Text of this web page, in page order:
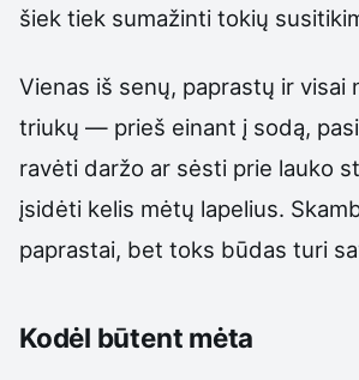
šiek tiek sumažinti tokių
Vienas iš senų, paprastų ir visai
triukų — prieš einant į sodą,
ravėti daržo ar sėsti prie lauko
įsidėti kelis mėtų lapelius.
paprastai, bet toks būdas turi
Kodėl būtent mėta